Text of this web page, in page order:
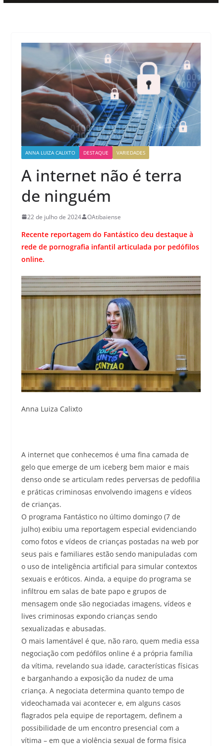
ANNA LUIZA CALIXTO DESTAQUE VARIEDADES
A internet não é terra
de ninguém
22 de julho de 2024 OAtibaiense
Recente reportagem do Fantástico deu destaque à
rede de pornografia infantil articulada por pedófilos
online.
Anna Luiza Calixto
A internet que conhecemos é uma fina camada de
gelo que emerge de um iceberg bem maior e mais
denso onde se articulam redes perversas de pedofilia
e práticas criminosas envolvendo imagens e vídeos
de crianças.
O programa Fantástico no último domingo (7 de
julho) exibiu uma reportagem especial evidenciando
como fotos e vídeos de crianças postadas na web por
seus pais e familiares estão sendo manipuladas com
o uso de inteligência artificial para simular contextos
sexuais e eróticos. Ainda, a equipe do programa se
infiltrou em salas de bate papo e grupos de
mensagem onde são negociadas imagens, vídeos e
lives criminosas expondo crianças sendo
sexualizadas e abusadas.
O mais lamentável é que, não raro, quem media essa
negociação com pedófilos online é a própria família
da vítima, revelando sua idade, características físicas
e barganhando a exposição da nudez de uma
criança. A negociata determina quanto tempo de
videochamada vai acontecer e, em alguns casos
flagrados pela equipe de reportagem, definem a
possibilidade de um encontro presencial com a
vítima – em que a violência sexual de forma física